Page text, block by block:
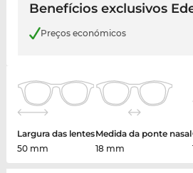
Benefícios exclusivos
Preços económicos
Largura das lentes
50 mm
Medida da ponte nasal
18 mm